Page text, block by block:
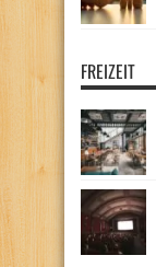
FREIZEIT